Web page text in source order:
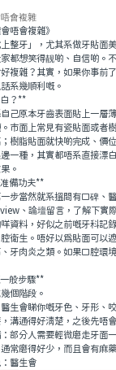
會複雜
唔會複雜》
牙」，尤其系做牙貼面
都想笑得靓啲、自信啲。
複雜？其實，如果你事前
系幾順利嘅。
？**
原本牙齒表面貼上一層
市面上常見有瓷貼面或者
樹脂貼面就快啲完成、價
一種，其實都唔系直接漂
。
備功夫**
當然就系搵間有口碑、
、論壇留言，了解下實
資料，好似之前嘅牙科記
生。唔好以爲貼面可以
牙肉炎之類。如果口腔環
般步驟**
個階段。
會睇你嘅牙色、牙形、
溝通得好清楚，之後先唔
分人需要輕微磨走牙面
常磨得好少，而且會有麻
醫生會